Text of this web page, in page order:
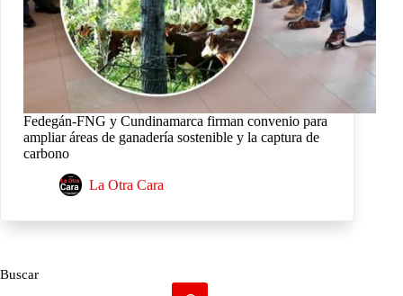
Fedegán-FNG y Cundinamarca firman convenio para
ampliar áreas de ganadería sostenible y la captura de
carbono
La Otra Cara
Buscar